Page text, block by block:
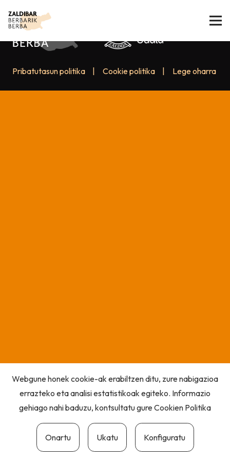
Pribatutasun politika Cookie politika Lege oharra
Webgune honek cookie-ak erabiltzen ditu, zure nabigazioa
errazteko eta analisi estatistikoak egiteko. Informazio
gehiago nahi baduzu, kontsultatu gureCookien Politika
Onartu Ukatu Konfiguratu